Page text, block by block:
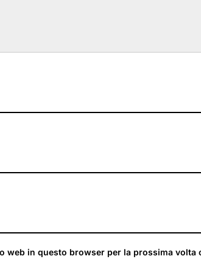
web in questo browser per la prossima volta